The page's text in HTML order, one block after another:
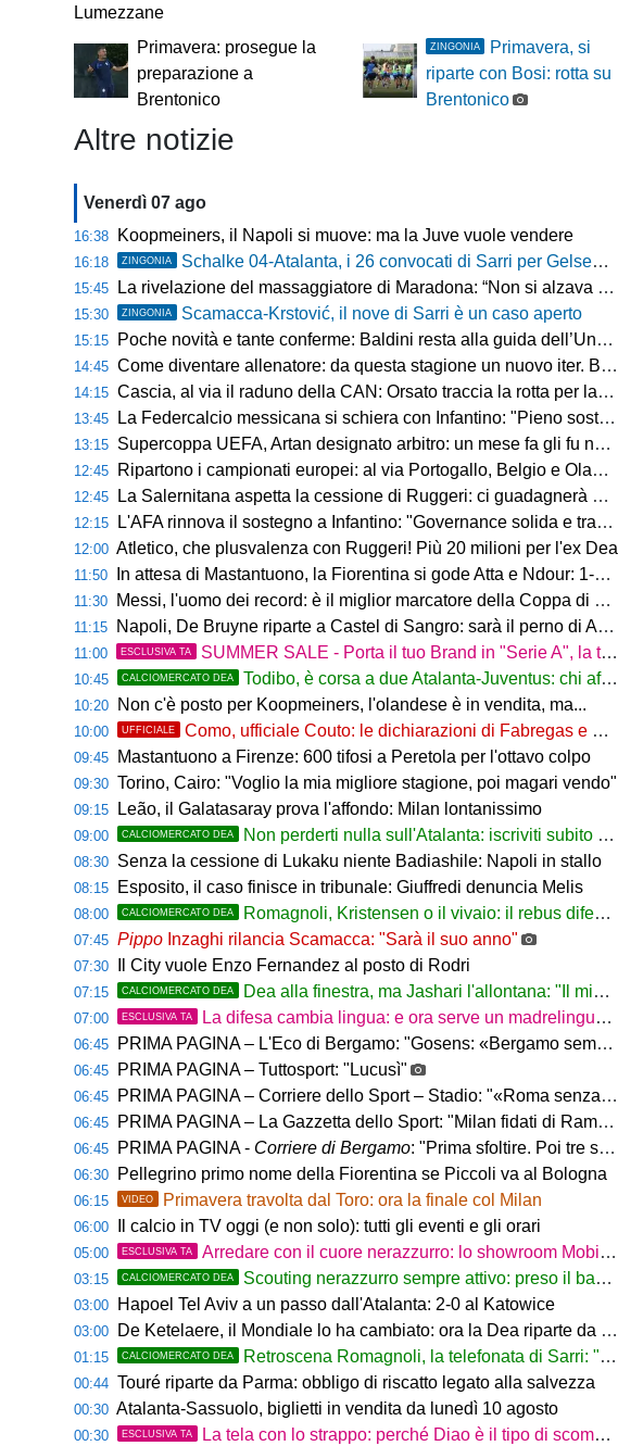
Lumezzane
Primavera: prosegue la
preparazione a
Brentonico
ZINGONIA
Primavera, si
riparte con Bosi: rotta su
Brentonico
Altre notizie
Venerdì 07 ago
16:38 Koopmeiners, il Napoli si muove: ma la Juve vuole vendere
16:18 ZINGONIA Schalke 04-Atalanta, i 26 convocati di Sarri per Gelsenkirchen
15:45 La rivelazione del massaggiatore di Maradona: “Non si alzava dal letto, ero preoccupato”
15:30 ZINGONIA Scamacca-Krstović, il nove di Sarri è un caso aperto
15:15 Poche novità e tante conferme: Baldini resta alla guida dell’Under 21
14:45 Come diventare allenatore: da questa stagione un nuovo iter. Beretta: “Un percorso più organico”
14:15 Cascia, al via il raduno della CAN: Orsato traccia la rotta per la nuova stagione
13:45 La Federcalcio messicana si schiera con Infantino: "Pieno sostegno alla sua leadership"
13:15 Supercoppa UEFA, Artan designato arbitro: un mese fa gli fu negato l'ingresso negli Stati Uniti
12:45 Ripartono i campionati europei: al via Portogallo, Belgio e Olanda
12:45 La Salernitana aspetta la cessione di Ruggeri: ci guadagnerà qualcosa
12:15 L'AFA rinnova il sostegno a Infantino: "Governance solida e trasparente"
12:00 Atletico, che plusvalenza con Ruggeri! Più 20 milioni per l'ex Dea
11:50 In attesa di Mastantuono, la Fiorentina si gode Atta e Ndour: 1-1 col Deportivo
11:30 Messi, l'uomo dei record: è il miglior marcatore della Coppa di Lega
11:15 Napoli, De Bruyne riparte a Castel di Sangro: sarà il perno di Allegri
11:00 ESCLUSIVA TA SUMMER SALE - Porta il tuo Brand in "Serie A", la tua azienda e professione titolare nel cuore dell'Atalanta
10:45 CALCIOMERCATO DEA Todibo, è corsa a due Atalanta-Juventus: chi affonderà il colpo?
10:20 Non c'è posto per Koopmeiners, l'olandese è in vendita, ma...
10:00 UFFICIALE Como, ufficiale Couto: le dichiarazioni di Fabregas e del brasiliano
09:45 Mastantuono a Firenze: 600 tifosi a Peretola per l'ottavo colpo
09:30 Torino, Cairo: "Voglio la mia migliore stagione, poi magari vendo"
09:15 Leão, il Galatasaray prova l'affondo: Milan lontanissimo
09:00 CALCIOMERCATO DEA Non perderti nulla sull'Atalanta: iscriviti subito al nostro canale WhatsApp!
08:30 Senza la cessione di Lukaku niente Badiashile: Napoli in stallo
08:15 Esposito, il caso finisce in tribunale: Giuffredi denuncia Melis
08:00 CALCIOMERCATO DEA Romagnoli, Kristensen o il vivaio: il rebus difesa dell'Atalanta
07:45 Pippo Inzaghi rilancia Scamacca: "Sarà il suo anno"
07:30 Il City vuole Enzo Fernandez al posto di Rodri
07:15 CALCIOMERCATO DEA Dea alla finestra, ma Jashari l'allontana: "Il mio cuore è sempre stato rossonero"
07:00 ESCLUSIVA TA La difesa cambia lingua: e ora serve un madrelingua della zona
06:45 PRIMA PAGINA – L'Eco di Bergamo: "Gosens: «Bergamo sempre casa mia. Incuriosito da Sarri»"
06:45 PRIMA PAGINA – Tuttosport: "Lucusì"
06:45 PRIMA PAGINA – Corriere dello Sport – Stadio: "«Roma senza limiti»"
06:45 PRIMA PAGINA – La Gazzetta dello Sport: "Milan fidati di Ramos"
06:45 PRIMA PAGINA - Corriere di Bergamo: "Prima sfoltire. Poi tre settimane per gli altri innesti"
06:30 Pellegrino primo nome della Fiorentina se Piccoli va al Bologna
06:15 VIDEO Primavera travolta dal Toro: ora la finale col Milan
06:00 Il calcio in TV oggi (e non solo): tutti gli eventi e gli orari
05:00 ESCLUSIVA TA Arredare con il cuore nerazzurro: lo showroom Mobilmondo a Osio Sotto. Quando essere di fede atalantina
03:15 CALCIOMERCATO DEA Scouting nerazzurro sempre attivo: preso il baby difensore 2010 Levačić
03:00 Hapoel Tel Aviv a un passo dall'Atalanta: 2-0 al Katowice
03:00 De Ketelaere, il Mondiale lo ha cambiato: ora la Dea riparte da lui
01:15 CALCIOMERCATO DEA Retroscena Romagnoli, la telefonata di Sarri: "Vieni con me a Bergamo"
00:44 Touré riparte da Parma: obbligo di riscatto legato alla salvezza
00:30 Atalanta-Sassuolo, biglietti in vendita da lunedì 10 agosto
00:30 ESCLUSIVA TA La tela con lo strappo: perché Diao è il tipo di scommessa che Giuntoli ama